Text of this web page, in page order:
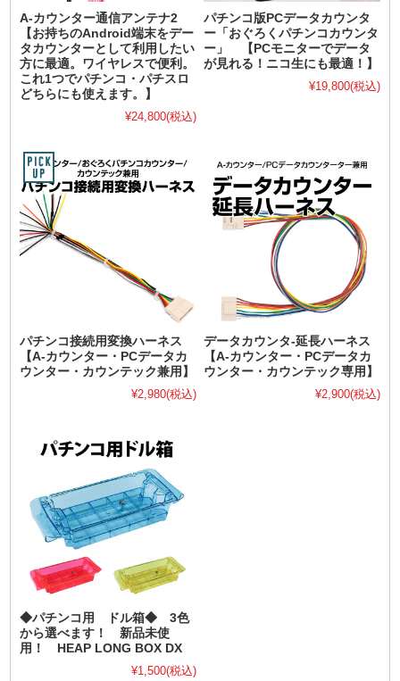
A-カウンター通信アンテナ2
【お持ちのAndroid端末をデー
タカウンターとして利用したい
方に最適。ワイヤレスで便利。
これ1つでパチンコ・パチスロ
どちらにも使えます。】
¥24,800(税込)
パチンコ版PCデータカウンタ
ー「おぐろくパチンコカウンタ
ー」 【PCモニターでデータ
が見れる！ニコ生にも最適！】
¥19,800(税込)
パチンコ接続用変換ハーネス
【A-カウンター・PCデータカ
ウンター・カウンテック兼用】
¥2,980(税込)
データカウンタ-延長ハーネス
【A-カウンター・PCデータカ
ウンター・カウンテック専用】
¥2,900(税込)
◆パチンコ用 ドル箱◆ 3色
から選べます！ 新品未使
用！ HEAP LONG BOX DX
¥1,500(税込)